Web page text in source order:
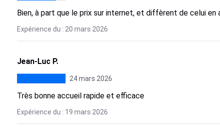
Bien, à part que le prix sur internet, et diffèrent de celui en
Expérience du : 20 mars 2026
Jean-Luc P.
24 mars 2026
Très bonne accueil rapide et efficace
Expérience du : 19 mars 2026